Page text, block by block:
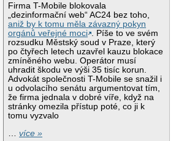
Firma T-Mobile blokovala
„dezinformační web“ AC24 bez toho,
aniž by k tomu měla závazný pokyn
orgánů veřejné moci
. Píše to ve svém
rozsudku Městský soud v Praze, který
po čtyřech letech uzavřel kauzu blokace
zmíněného webu. Operátor musí
uhradit škodu ve výši 35 tisíc korun.
Advokát společnosti T-Mobile se snažil i
u odvolacího senátu argumentovat tím,
že firma jednala v dobré víře, když na
stránky omezila přístup poté, co ji k
tomu vyzvalo
…více »